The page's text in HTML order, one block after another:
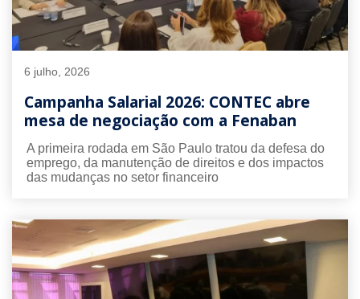
6 julho, 2026
Campanha Salarial 2026: CONTEC abre
mesa de negociação com a Fenaban
A primeira rodada em São Paulo tratou da defesa do
emprego, da manutenção de direitos e dos impactos
das mudanças no setor financeiro